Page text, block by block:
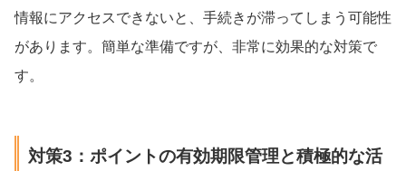
情報にアクセスできないと、手続きが滞ってしまう可能性
があります。簡単な準備ですが、非常に効果的な対策で
す。
対策3：ポイントの有効期限管理と積極的な活